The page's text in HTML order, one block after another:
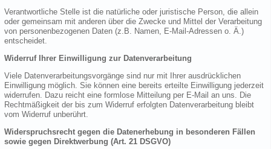
Verantwortliche Stelle ist die natürliche oder juristische Person, die allein
oder gemeinsam mit anderen über die Zwecke und Mittel der Verarbeitung
von personenbezogenen Daten (z.B. Namen, E-Mail-Adressen o. Ä.)
entscheidet.
Widerruf Ihrer Einwilligung zur Datenverarbeitung
Viele Datenverarbeitungsvorgänge sind nur mit Ihrer ausdrücklichen
Einwilligung möglich. Sie können eine bereits erteilte Einwilligung jederzeit
widerrufen. Dazu reicht eine formlose Mitteilung per E-Mail an uns. Die
Rechtmäßigkeit der bis zum Widerruf erfolgten Datenverarbeitung bleibt
vom Widerruf unberührt.
Widerspruchsrecht gegen die Datenerhebung in besonderen Fällen
sowie gegen Direktwerbung (Art. 21 DSGVO)